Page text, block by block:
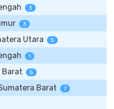
3
3
Utara 5
1
Barat 5
Barat 7